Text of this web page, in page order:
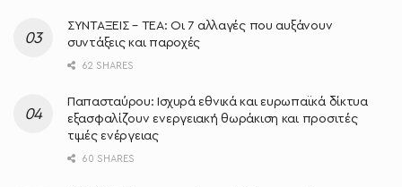
ΣΥΝΤΑΞΕΙΣ – ΤΕΑ: Οι 7 αλλαγές που αυξάνουν
συντάξεις και παροχές
62 SHARES
Παπασταύρου: Ισχυρά εθνικά και ευρωπαϊκά δίκτυα
εξασφαλίζουν ενεργειακή θωράκιση και προσιτές
τιμές ενέργειας
60 SHARES